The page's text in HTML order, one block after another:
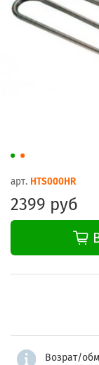
арт. HTS000HR
2399 руб
Возрат/